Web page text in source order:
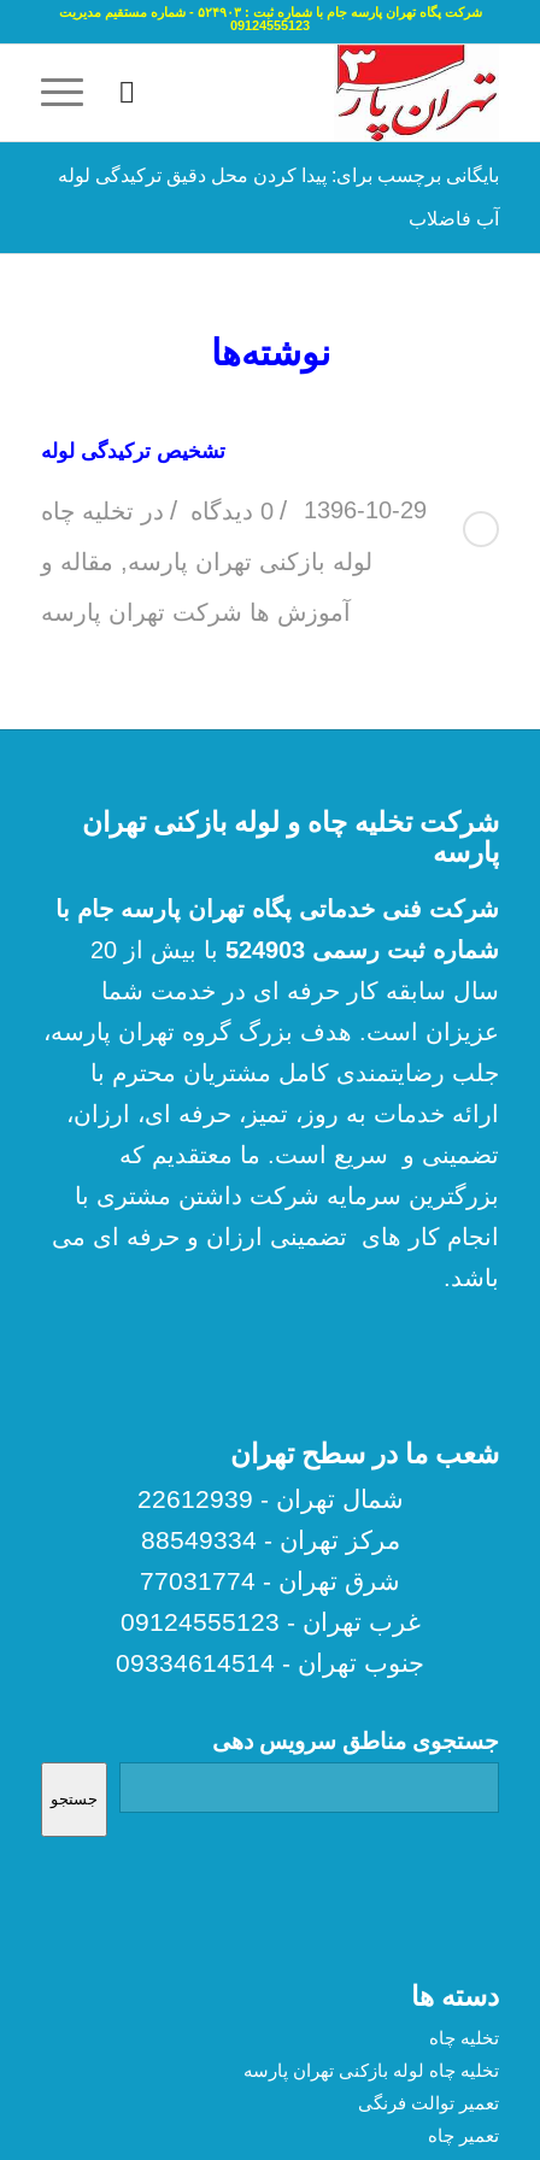
شرکت پگاه تهران پارسه جام با شماره ثبت : ۵۲۴۹۰۳ - شماره مستقیم مدیریت
09124555123
بایگانی برچسب برای: پیدا کردن محل دقیق ترکیدگی لوله
آب فاضلاب
نوشته‌ها
تشخیص ترکیدگی لوله
1396-10-29
/ 0 دیدگاه / در تخلیه چاه
لوله بازکنی تهران پارسه, مقاله و
آموزش ها شرکت تهران پارسه
شرکت تخلیه چاه و لوله بازکنی تهران
پارسه
شرکت فنی خدماتی پگاه تهران پارسه جام با
شماره ثبت رسمی 524903
با بیش از 20
سال سابقه کار حرفه ای در خدمت شما
عزیزان است. هدف بزرگ گروه تهران پارسه،
جلب رضایتمندی کامل مشتریان محترم با
ارائه خدمات به روز، تمیز، حرفه ای، ارزان،
تضمینی و سریع است. ما معتقدیم که
بزرگترین سرمایه شرکت داشتن مشتری با
انجام کار های تضمینی ارزان و حرفه ای می
باشد.
شعب ما در سطح تهران
شمال تهران - 22612939
مرکز تهران - 88549334
شرق تهران - 77031774
غرب تهران - 09124555123
جنوب تهران - 09334614514
جستجوی مناطق سرویس دهی
جستجو
دسته ها
تخلیه چاه
تخلیه چاه لوله بازکنی تهران پارسه
تعمیر توالت فرنگی
تعمیر چاه